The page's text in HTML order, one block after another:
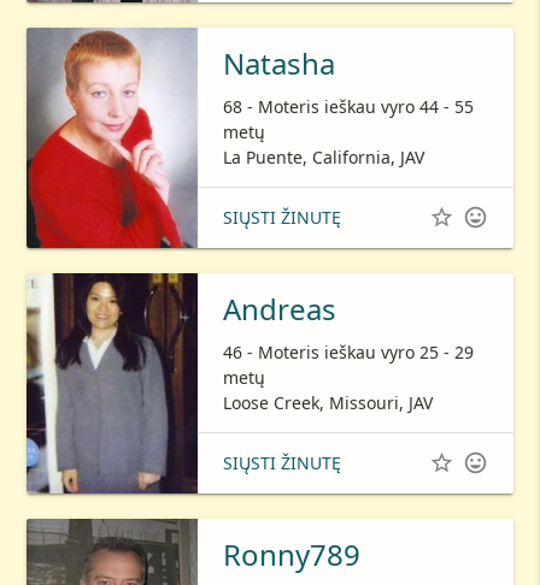
Natasha
68 - Moteris ieškau vyro 44 - 55
metų
La Puente, California, JAV
SIŲSTI ŽINUTĘ  
Andreas
46 - Moteris ieškau vyro 25 - 29
metų
Loose Creek, Missouri, JAV
SIŲSTI ŽINUTĘ  
Ronny789